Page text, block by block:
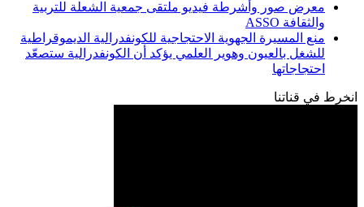
معرض صور وأشرطة فيديو ملتقى جمعية الشعلة للتربية
والثقافة ASSO
منع المسيرة الجهوية الاحتجاجية للكونفدرالية الديموقراطية
للشغل بالعيون وهوير العلمي يؤكد أن الكونفدرالية ستصعّد
احتجاجاتها
انخرط في قناتنا